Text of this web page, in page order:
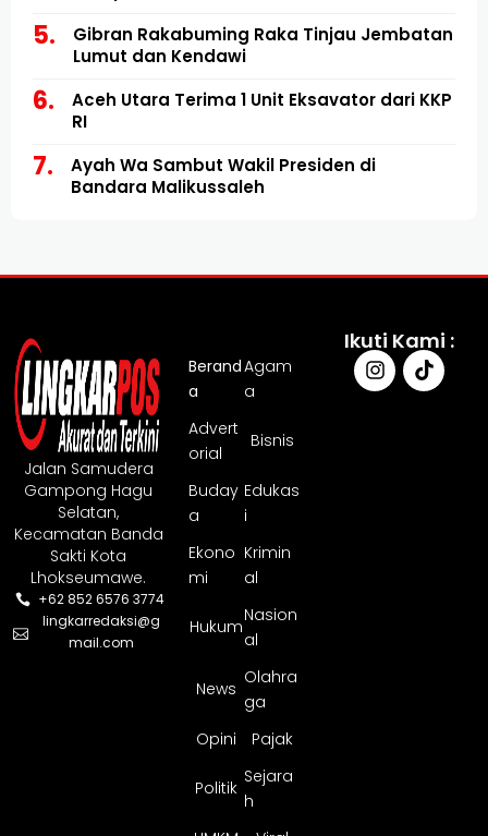
Gibran Rakabuming Raka Tinjau Jembatan
Lumut dan Kendawi
Aceh Utara Terima 1 Unit Eksavator dari KKP
RI
Ayah Wa Sambut Wakil Presiden di
Bandara Malikussaleh
Jalan Samudera
Gampong Hagu
Selatan,
Kecamatan Banda
Sakti Kota
Lhokseumawe.
+62 852 6576 3774
lingkarredaksi@g
mail.com
Berand
a
Agam
a
Advert
orial
Bisnis
Buday
a
Edukas
i
Ekono
mi
Krimin
al
Hukum
Nasion
al
News
Olahra
ga
Opini
Pajak
Politik
Sejara
h
Ikuti Kami :